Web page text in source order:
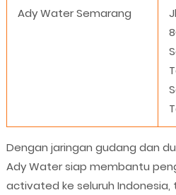
Ady Water Semarang
Dengan jaringan gudang dan
Ady Water siap membantu
activated ke seluruh Indonesia,